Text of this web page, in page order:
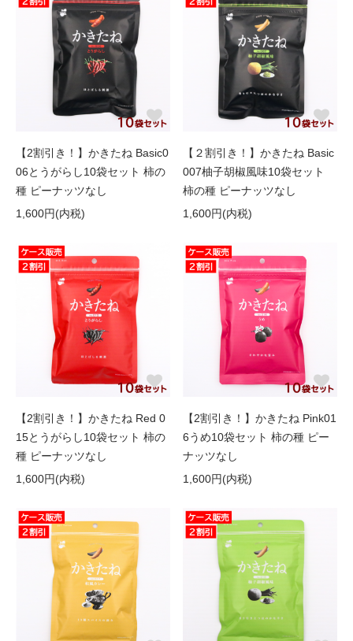
【2割引き！】かきたね Basic0
06とうがらし10袋セット 柿の
種 ピーナッツなし
1,600円(内税)
【２割引き！】かきたね Basic
007柚子胡椒風味10袋セット
柿の種 ピーナッツなし
1,600円(内税)
【2割引き！】かきたね Red 0
15とうがらし10袋セット 柿の
種 ピーナッツなし
1,600円(内税)
【2割引き！】かきたね Pink01
6うめ10袋セット 柿の種 ピー
ナッツなし
1,600円(内税)